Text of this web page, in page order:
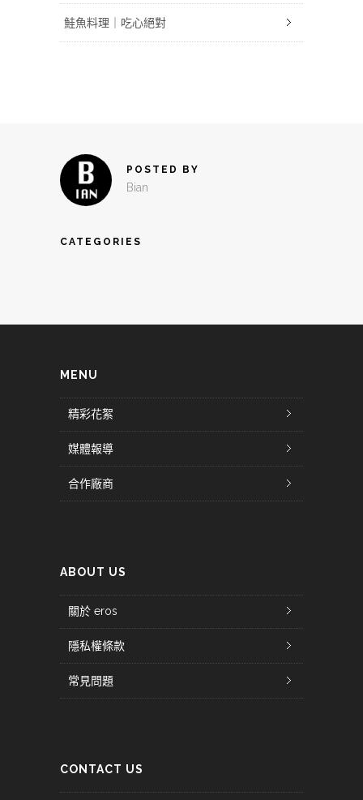
鮭魚料理｜吃心絕對
POSTED BY
Bian
CATEGORIES
MENU
精彩花絮
媒體報導
合作廠商
ABOUT US
關於 eros
隱私權條款
常見問題
CONTACT US